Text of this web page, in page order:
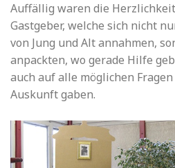
Auffällig waren die
Gastgeber, welche sich nicht
von Jung und Alt annahmen,
anpackten, wo gerade Hilfe
auch auf alle möglichen
Auskunft gaben.